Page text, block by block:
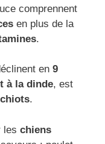
comprennent
en plus de la
.
en 9
à la dinde, est
.
les chiens